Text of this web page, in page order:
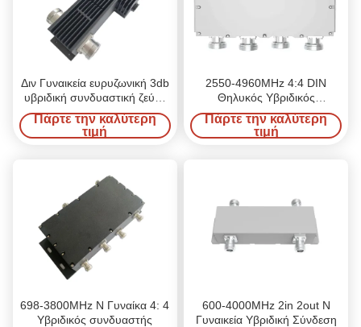
Διν Γυναικεία ευρυζωνική 3db
υβριδική συνδυαστική ζεύξη
50 Ωμ
Πάρτε την καλύτερη
τιμή
2550-4960MHz 4:4 DIN
Θηλυκός Υβριδικός
Συνδυαστής
Πάρτε την καλύτερη
τιμή
698-3800MHz N Γυναίκα 4: 4
Υβριδικός συνδυαστής
600-4000MHz 2in 2out N
Γυναικεία Υβριδική Σύνδεση